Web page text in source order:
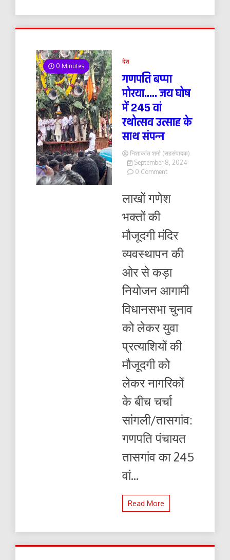
0 Minutes
देश
गणपति बप्पा
मोरया….. जय घोष
में 245 वां
रथोत्सव उत्साह के
साथ संपन्न
निशाकांत शर्मा (सहसंपादक)
September 8, 2024
0 Commenton
मोरया…..
245
रथोत्सव
के
संपन्न
लाखों गणेश
भक्तों की
मौजूदगी मंदिर
व्यवस्थापन की
ओर से कड़ा
नियोजन आगामी
विधानसभा चुनाव
को लेकर युवा
प्रत्याशियों की
मौजूदगी को
लेकर नागरिकों
के बीच चर्चा
सांगली/तासगांव:
गणपति पंचायत
तासगांव का 245
वां...
Read More